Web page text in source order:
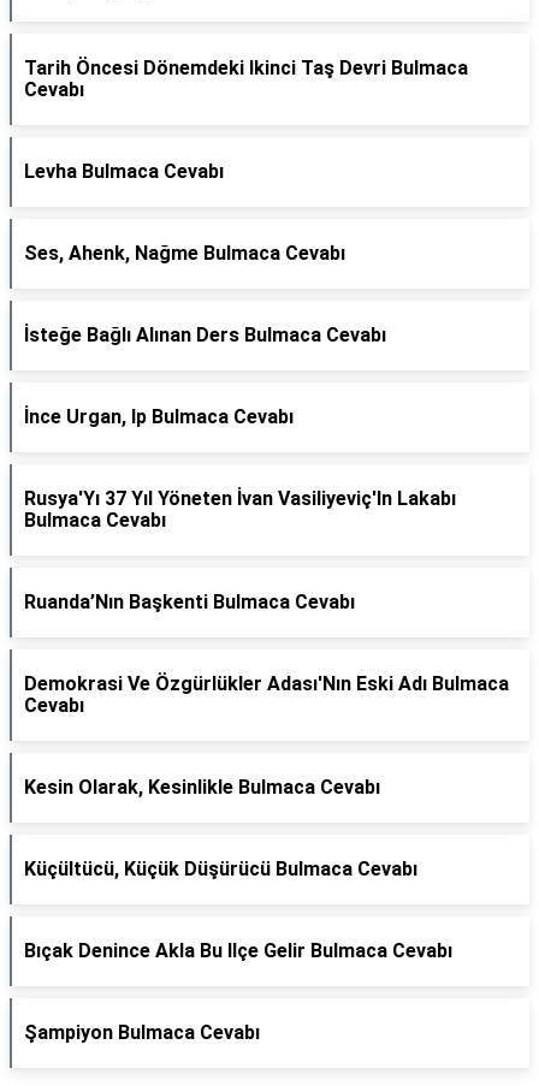
Tarih Öncesi Dönemdeki Ikinci Taş Devri Bulmaca
Cevabı
Levha Bulmaca Cevabı
Ses, Ahenk, Nağme Bulmaca Cevabı
İsteğe Bağlı Alınan Ders Bulmaca Cevabı
İnce Urgan, Ip Bulmaca Cevabı
Rusya'Yı 37 Yıl Yöneten İvan Vasiliyeviç'In Lakabı
Bulmaca Cevabı
Ruanda’Nın Başkenti Bulmaca Cevabı
Demokrasi Ve Özgürlükler Adası'Nın Eski Adı Bulmaca
Cevabı
Kesin Olarak, Kesinlikle Bulmaca Cevabı
Küçültücü, Küçük Düşürücü Bulmaca Cevabı
Bıçak Denince Akla Bu Ilçe Gelir Bulmaca Cevabı
Şampiyon Bulmaca Cevabı